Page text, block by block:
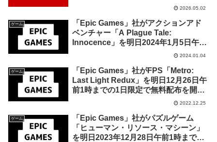
2026.05.02
ゲーム
「Epic Games」社がアクションアド
ベンチャー「A Plague Tale:
Innocence」を明日2024年1月5日午前
1時までの期間限定で無料配布を開始！
2024.01.04
ゲーム
「Epic Games」社がFPS「Metro:
Last Light Redux」を明日12月26日午
前1時までの1日限定で無料配布を開
2022.12.25
ゲーム
「Epic Games」社がパズルゲーム
「ヒューマン・リソース・マシーン」
を明日2023年12月28日午前1時までの